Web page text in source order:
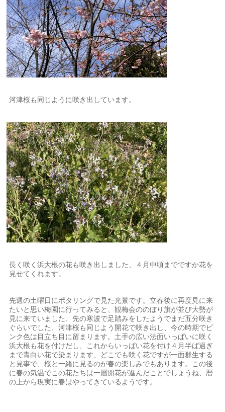
河津桜も同じように咲き出しています。
長く咲く浜大根の花も咲き出しました、４月中頃までですか花を
見せてくれます。
先週の土曜日にポタリングで見た光景です。立春後に再度見に来
たいと思い梅園に行ってみると、観梅会ののぼり旗が並び大勢が
見に来ていました、先の寒波で足踏みをしたようでまだ五分咲き
ぐらいでした、河津桜も同じよう開花で咲き出し、今の時期でピ
ンク色は目立ち目に留まります。土手の広い法面いっぱいに咲く
浜大根も花を付けだし、これからいっぱい花を付け４月半ば過ぎ
まで青白い花で染まります、どこでも咲く花ですが一面群生する
と見事で、桜と一緒に見るのが春の楽しみでもあります。この後
に春の気温でこの花たちは一層開花が進んだことでしょうね、暦
の上から現実に春はやってきているようです。